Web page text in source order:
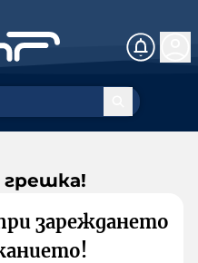
грешка!
зареждането